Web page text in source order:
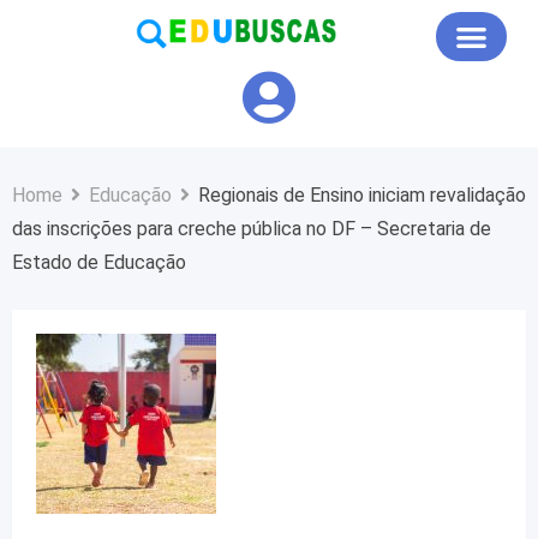
Home Educação
Regionais de Ensino iniciam revalidação
das inscrições para creche pública no DF – Secretaria de
Estado de Educação